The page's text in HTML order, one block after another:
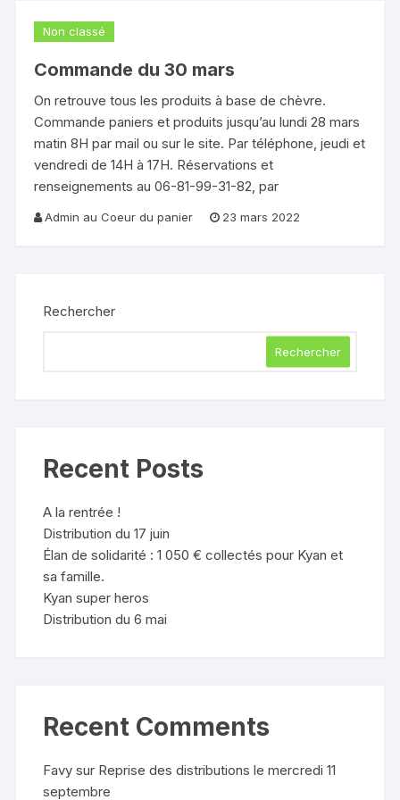
Non classé
Commande du 30 mars
On retrouve tous les produits à base de chèvre.
Commande paniers et produits jusqu’au lundi 28 mars
matin 8H par mail ou sur le site. Par téléphone, jeudi et
vendredi de 14H à 17H. Réservations et
renseignements au 06-81-99-31-82, par
Admin au Coeur du panier 23 mars 2022
Rechercher
Rechercher
Recent Posts
A la rentrée !
Distribution du 17 juin
Élan de solidarité : 1 050 € collectés pour Kyan et
sa famille.
Kyan super heros
Distribution du 6 mai
Recent Comments
Favy sur Reprise des distributions le mercredi 11
septembre